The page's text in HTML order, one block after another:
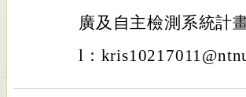
廣及自主檢測系統計
l：